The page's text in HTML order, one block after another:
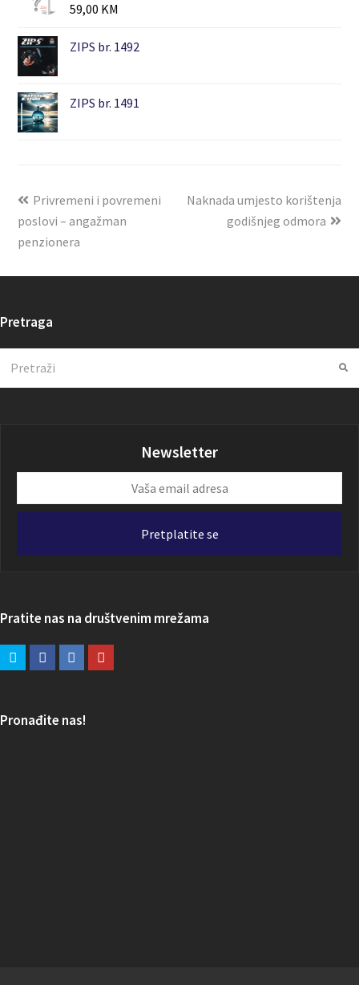
59,00 KM
ZIPS br. 1492
ZIPS br. 1491
Privremeni i povremeni
poslovi – angažman
penzionera
Naknada umjesto korištenja
godišnjeg odmora
Pretraga
Newsletter
email
Pretplatite se
Pratite nas na društvenim mrežama
Pronađite nas!